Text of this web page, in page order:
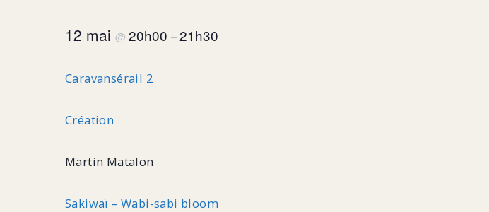
12 mai @ 20h00 –21h30
Caravansérail 2
Création
Martin Matalon
Sakiwaï – Wabi-sabi bloom